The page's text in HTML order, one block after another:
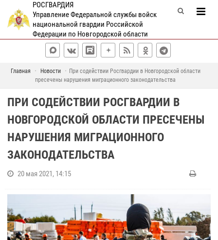
РОСГВАРДИЯ
Управление Федеральной службы войск
национальной гвардии Российской
Федерации по Новгородской области
Главная Новости
При содействии Росгвардии в Новгородской области
пресечены нарушения миграционного законодательства
ПРИ СОДЕЙСТВИИ РОСГВАРДИИ В
НОВГОРОДСКОЙ ОБЛАСТИ ПРЕСЕЧЕНЫ
НАРУШЕНИЯ МИГРАЦИОННОГО
ЗАКОНОДАТЕЛЬСТВА
20 мая 2021, 14:15